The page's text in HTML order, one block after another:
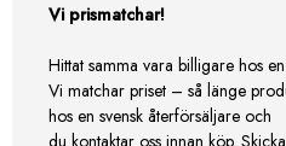
Vi prismatchar!
Hittat samma vara billigare hos
Vi matchar priset – så länge
hos en svensk återförsäljare och
du kontaktar oss innan köp.